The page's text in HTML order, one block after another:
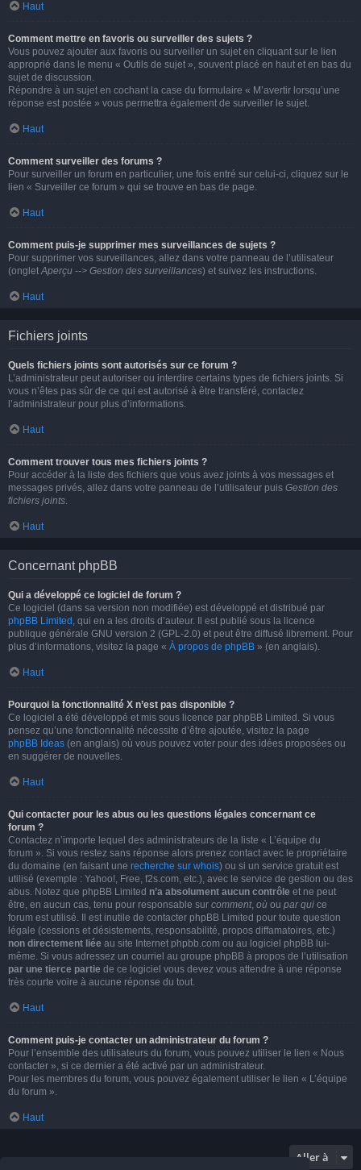
Haut
Comment mettre en favoris ou surveiller des sujets ?
Vous pouvez ajouter aux favoris ou surveiller un sujet en cliquant sur le lien
approprié dans le menu « Outils de sujet », souvent placé en haut et en bas du
sujet de discussion.
Répondre à un sujet en cochant la case du formulaire « M’avertir lorsqu’une
réponse est postée » vous permettra également de surveiller le sujet.
Haut
Comment surveiller des forums ?
Pour surveiller un forum en particulier, une fois entré sur celui-ci, cliquez sur le
lien « Surveiller ce forum » qui se trouve en bas de page.
Haut
Comment puis-je supprimer mes surveillances de sujets ?
Pour supprimer vos surveillances, allez dans votre panneau de l’utilisateur
(ongletAperçu --> Gestion des surveillances) et suivez les instructions.
Haut
Fichiers joints
Quels fichiers joints sont autorisés sur ce forum ?
L’administrateur peut autoriser ou interdire certains types de fichiers joints. Si
vous n’êtes pas sûr de ce qui est autorisé à être transféré, contactez
l’administrateur pour plus d’informations.
Haut
Comment trouver tous mes fichiers joints ?
Pour accéder à la liste des fichiers que vous avez joints à vos messages et
messages privés, allez dans votre panneau de l’utilisateur puis Gestion des
fichiers joints.
Haut
Concernant phpBB
Qui a développé ce logiciel de forum ?
Ce logiciel (dans sa version non modifiée) est développé et distribué par
phpBB Limited , qui en a les droits d’auteur. Il est publié sous la licence
publique générale GNU version 2 (GPL-2.0) et peut être diffusé librement. Pour
plus d’informations, visitez la page « À propos de phpBB » (en anglais).
Haut
Pourquoi la fonctionnalité X n’est pas disponible ?
Ce logiciel a été développé et mis sous licence par phpBB Limited. Si vous
pensez qu’une fonctionnalité nécessite d’être ajoutée, visitez la page
phpBB Ideas (en anglais) où vous pouvez voter pour des idées proposées ou
en suggérer de nouvelles.
Haut
Qui contacter pour les abus ou les questions légales concernant ce
forum ?
Contactez n’importe lequel des administrateurs de la liste « L’équipe du
forum ». Si vous restez sans réponse alors prenez contact avec le propriétaire
du domaine (en faisant une recherche sur whois) ou si un service gratuit est
utilisé (exemple : Yahoo!, Free, f2s.com, etc.), avec le service de gestion ou des
abus. Notez que phpBB Limited n’a absolument aucun contrôle et ne peut
être, en aucun cas, tenu pour responsable sur comment, où ou par qui ce
forum est utilisé. Il est inutile de contacter phpBB Limited pour toute question
légale (cessions et désistements, responsabilité, propos diffamatoires, etc.)
non directement liée au site Internet phpbb.com ou au logiciel phpBB lui-
même. Si vous adressez un courriel au groupe phpBB à propos de l’utilisation
par une tierce partie de ce logiciel vous devez vous attendre à une réponse
très courte voire à aucune réponse du tout.
Haut
Comment puis-je contacter un administrateur du forum ?
Pour l’ensemble des utilisateurs du forum, vous pouvez utiliser le lien « Nous
contacter », si ce dernier a été activé par un administrateur.
Pour les membres du forum, vous pouvez également utiliser le lien « L’équipe
du forum ».
Haut
Aller à